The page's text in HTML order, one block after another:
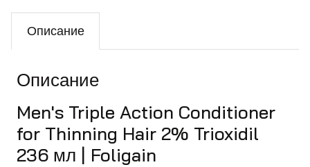
Описание
Описание
Men's Triple Action Conditioner
for Thinning Hair 2% Trioxidil
236 мл | Foligain